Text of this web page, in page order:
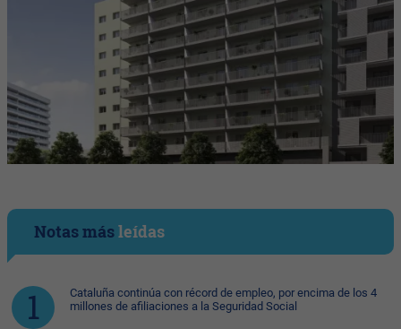
Notas másleídas
Cataluña continúa con récord de empleo, por encima de los 4
millones de afiliaciones a la Seguridad Social